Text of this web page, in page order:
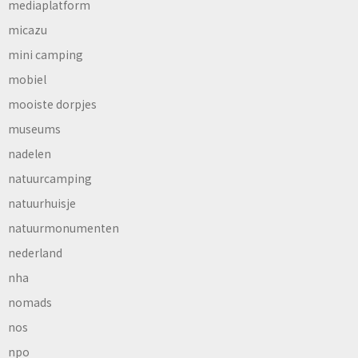
mediaplatform
micazu
mini camping
mobiel
mooiste dorpjes
museums
nadelen
natuurcamping
natuurhuisje
natuurmonumenten
nederland
nha
nomads
nos
npo